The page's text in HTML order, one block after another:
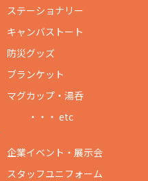
ステーショナリー
キャンバストート
防災グッズ
ブランケット
マグカップ・湯呑
・・・ etc
企業イベント・展示会
スタッフユニフォーム